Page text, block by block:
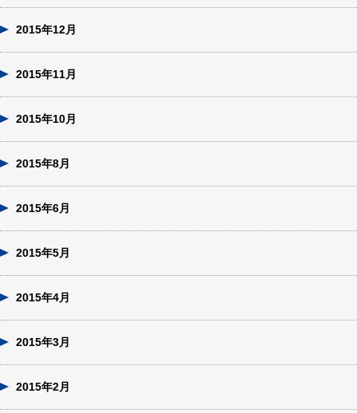
2015年12月
2015年11月
2015年10月
2015年8月
2015年6月
2015年5月
2015年4月
2015年3月
2015年2月